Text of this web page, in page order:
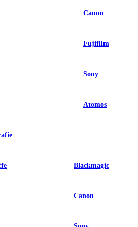
Canon
Fujifilm
Sony
Atomos
Blackmagic
Canon